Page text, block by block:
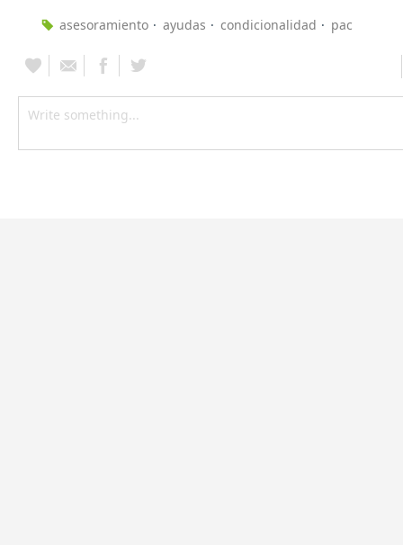
asesoramiento ayudas condicionalidad pac